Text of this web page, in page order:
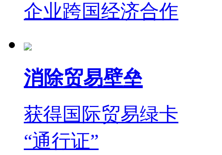
企业跨国经济合作
消除贸易壁垒
获得国际贸易绿卡
“通行证”